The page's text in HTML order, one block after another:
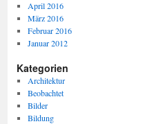
April 2016
März 2016
Februar 2016
Januar 2012
Kategorien
Architektur
Beobachtet
Bilder
Bildung